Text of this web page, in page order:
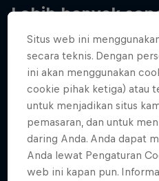
Lebih banyak
Situs web ini
secara teknis. Dengan
ini akan menggunakan
cookie pihak ketiga) atau
untuk menjadikan situs
pemasaran, dan untuk
daring Anda. Anda dapat
Anda lewat Pengaturan
web ini kapan pun.